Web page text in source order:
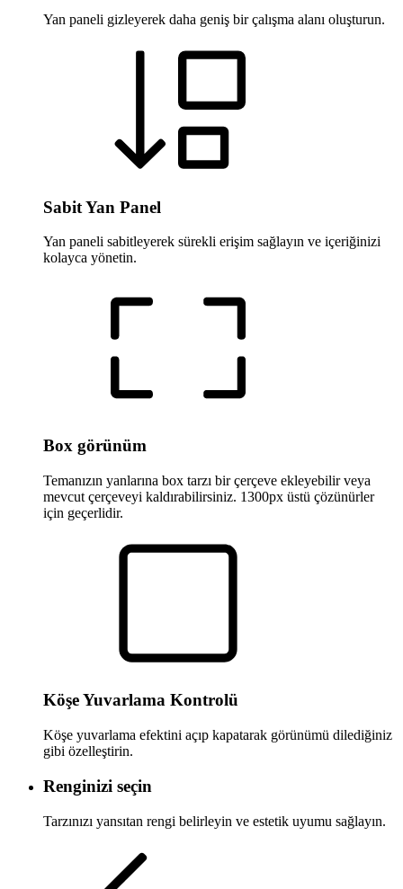
Yan paneli gizleyerek daha geniş bir çalışma alanı oluşturun.
Sabit Yan Panel
Yan paneli sabitleyerek sürekli erişim sağlayın ve içeriğinizi
kolayca yönetin.
Box görünüm
Temanızın yanlarına box tarzı bir çerçeve ekleyebilir veya
mevcut çerçeveyi kaldırabilirsiniz. 1300px üstü çözünürler
için geçerlidir.
Köşe Yuvarlama Kontrolü
Köşe yuvarlama efektini açıp kapatarak görünümü dilediğiniz
gibi özelleştirin.
Renginizi seçin
Tarzınızı yansıtan rengi belirleyin ve estetik uyumu sağlayın.